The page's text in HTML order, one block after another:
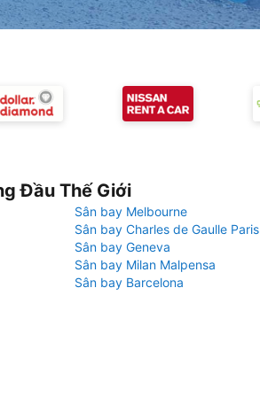
Đầu Thế Giới
Sân bay Melbourne
Sân bay Charles de Gaulle Paris
Sân bay Geneva
Sân bay Milan Malpensa
Sân bay Barcelona